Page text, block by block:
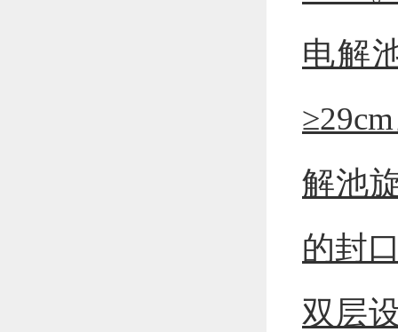
电解
解池
的封
双层